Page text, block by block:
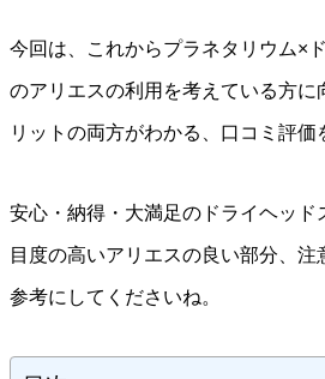
今回は、これからプラネタリウム×
のアリエスの利用を考えている方に
リットの両方がわかる、口コミ評価
安心・納得・大満足のドライヘッド
目度の高いアリエスの良い部分、
参考にしてくださいね。